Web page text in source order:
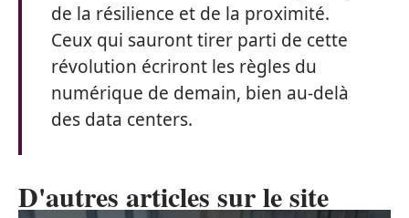
de la résilience et de la proximité.
Ceux qui sauront tirer parti de cette
révolution écriront les règles du
numérique de demain, bien au-delà
des data centers.
D'autres articles sur le site